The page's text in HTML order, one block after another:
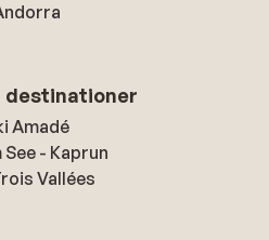
destinationer
Amadé
See - Kaprun
Vallées